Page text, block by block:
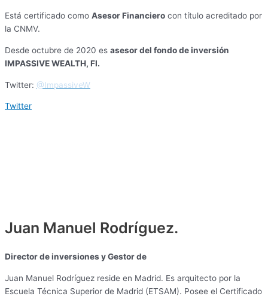
Está certificado como Asesor Financiero con título acreditado por
la CNMV.
Desde octubre de 2020 es asesor del fondo de inversión
IMPASSIVE WEALTH, FI.
Twitter: @ImpassiveW
Twitter
Juan Manuel Rodríguez.
Director de inversiones y Gestor de
Juan Manuel Rodríguez reside en Madrid. Es arquitecto por la
Escuela Técnica Superior de Madrid (ETSAM). Posee el Certificado